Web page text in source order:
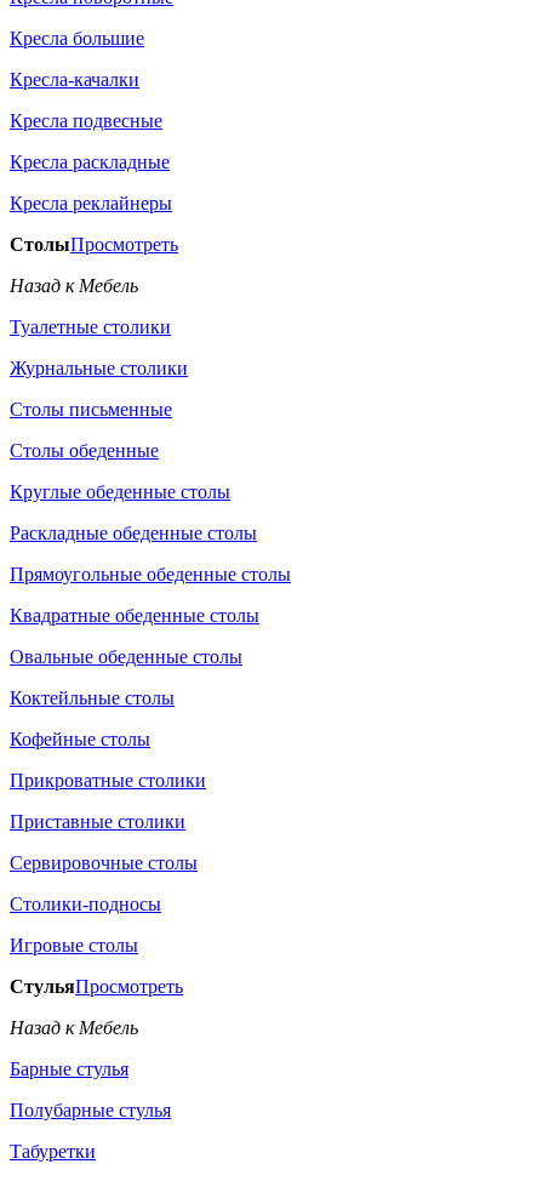
Кресла большие
Кресла-качалки
Кресла подвесные
Кресла раскладные
Кресла реклайнеры
СтолыПросмотреть
Назад к Мебель
Туалетные столики
Журнальные столики
Столы письменные
Столы обеденные
Круглые обеденные столы
Раскладные обеденные столы
Прямоугольные обеденные столы
Квадратные обеденные столы
Овальные обеденные столы
Коктейльные столы
Кофейные столы
Прикроватные столики
Приставные столики
Сервировочные столы
Столики-подносы
Игровые столы
СтульяПросмотреть
Назад к Мебель
Барные стулья
Полубарные стулья
Табуретки